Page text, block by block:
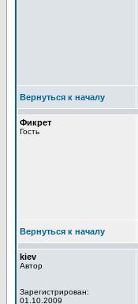
Вернуться к началу
Фикрет
Гость
Вернуться к началу
kiev
Автор
Зарегистрирован:
01.10.2009